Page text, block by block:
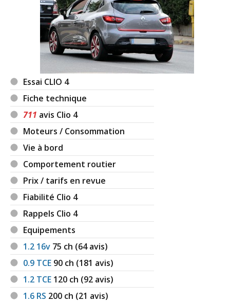
Essai CLIO 4
Fiche technique
711 avis Clio 4
Moteurs / Consommation
Vie à bord
Comportement routier
Prix / tarifs en revue
Fiabilité Clio 4
Rappels Clio 4
Equipements
1.2 16v 75 ch (64 avis)
0.9 TCE 90 ch (181 avis)
1.2 TCE 120 ch (92 avis)
1.6 RS 200 ch (21 avis)